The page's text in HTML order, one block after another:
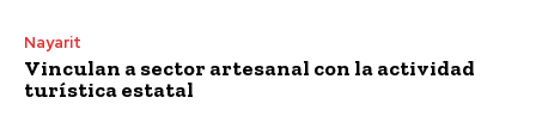
Nayarit
Vinculan a sector artesanal con la actividad
turística estatal